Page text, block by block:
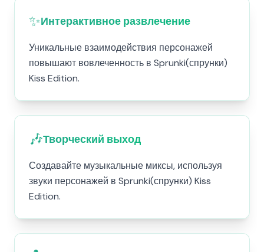
✨Интерактивное развлечение
Уникальные взаимодействия персонажей
повышают вовлеченность в Sprunki(спрунки)
Kiss Edition.
🎶Творческий выход
Создавайте музыкальные миксы, используя
звуки персонажей в Sprunki(спрунки) Kiss
Edition.